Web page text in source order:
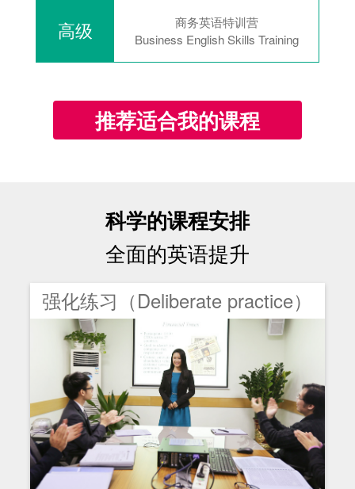
高级
商务英语特训营
Business English Skills Training
推荐适合我的课程
科学的课程安排
全面的英语提升
强化练习（Deliberate practice）